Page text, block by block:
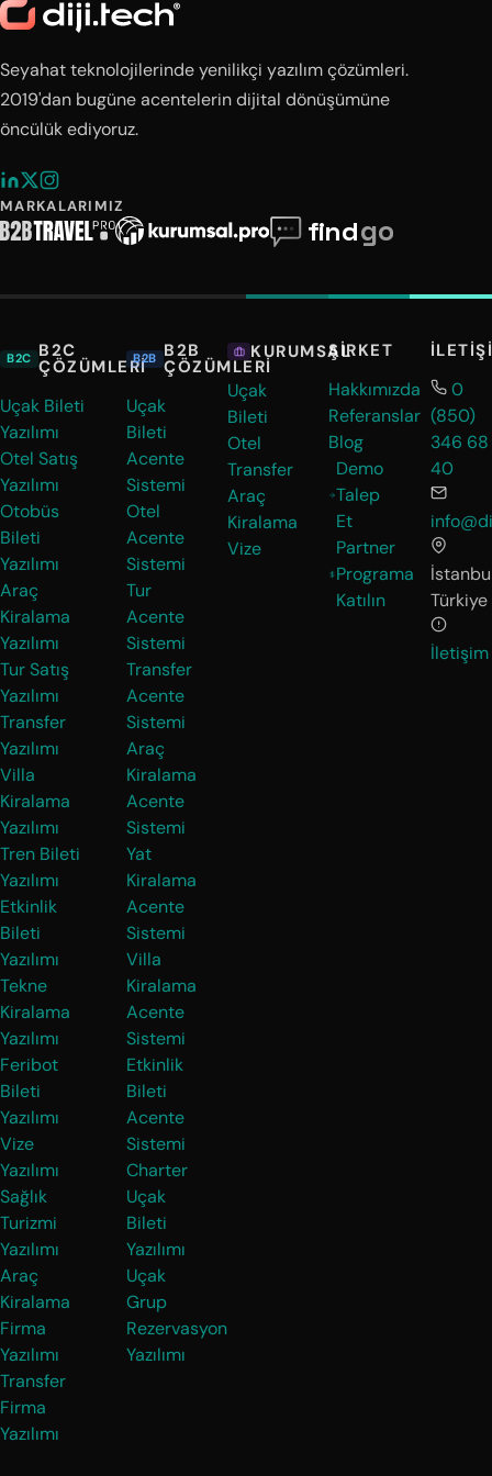
Seyahat teknolojilerinde yenilikçi yazılım çözümleri.
2019'dan bugüne acentelerin dijital dönüşümüne
öncülük ediyoruz.
MARKALARIMIZ
B2C B2C
ÇÖZÜMLERI
Uçak Bileti
Yazılımı
Otel Satış
Yazılımı
Otobüs
Bileti
Yazılımı
Araç
Kiralama
Yazılımı
Tur Satış
Yazılımı
Transfer
Yazılımı
Villa
Kiralama
Yazılımı
Tren Bileti
Yazılımı
Etkinlik
Bileti
Yazılımı
Tekne
Kiralama
Yazılımı
Feribot
Bileti
Yazılımı
Vize
Yazılımı
Sağlık
Turizmi
Yazılımı
Araç
Kiralama
Firma
Yazılımı
Transfer
Firma
Yazılımı
B2B B2B
ÇÖZÜMLERI
Uçak
Bileti
Acente
Sistemi
Otel
Acente
Sistemi
Tur
Acente
Sistemi
Transfer
Acente
Sistemi
Araç
Kiralama
Acente
Sistemi
Yat
Kiralama
Acente
Sistemi
Villa
Kiralama
Acente
Sistemi
Etkinlik
Bileti
Acente
Sistemi
Charter
Uçak
Bileti
Yazılımı
Uçak
Grup
Rezervasyon
Yazılımı
KURUMSAL
Uçak
Bileti
Otel
Transfer
Araç
Kiralama
Vize
ŞIRKET
Hakkımızda
Referanslar
Blog
Demo
Talep
Et
Partner
Programa
Katılın
0
(850)
346 68
40
Türkiye
İletişim